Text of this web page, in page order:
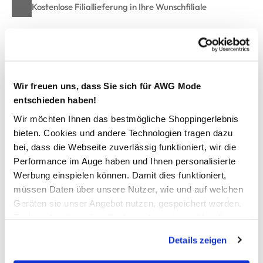
Wir freuen uns, dass Sie sich für AWG Mode
entschieden haben!
Wir möchten Ihnen das bestmögliche Shoppingerlebnis
bieten. Cookies und andere Technologien tragen dazu
bei, dass die Webseite zuverlässig funktioniert, wir die
Performance im Auge haben und Ihnen personalisierte
Werbung einspielen können. Damit dies funktioniert,
müssen Daten über unsere Nutzer, wie und auf welchen
Geräten sie unser Angebot nutzen, gespeichert werden.
werden, werden bei der Nutzung der Webseite auf jeden
Fall gesetzt. Cookies von Drittanbietern für Analyse- oder
Details zeigen
Kostenlose Filiallieferung in Ihre Wunschfiliale
Mädchen Weste mit Blumen
hübsche Weste mit Kapuze von Bubble Gum
durchgehender Reißverschluss mit Kinnschutz
gleichmäßige Absteppung
Blumenprint allover
zwei seitliche Eingriffstaschen
Ärmelabschluß und Saum elastisch eingefasst